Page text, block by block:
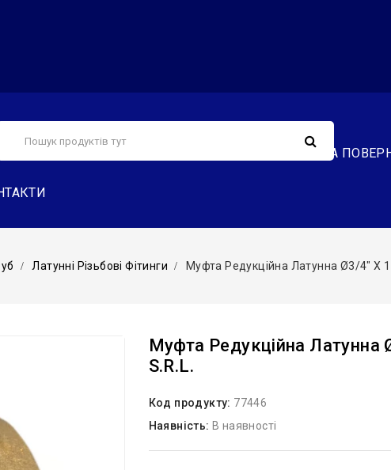
НАС ОБМІН ТА
Латунні Різьбові Фітинги Муфта Редукційна Латунна Ø3/4″ Х
Муфта Редукційна Латунна
S.r.l.
Код продукту: 77446
Наявність: В наявності